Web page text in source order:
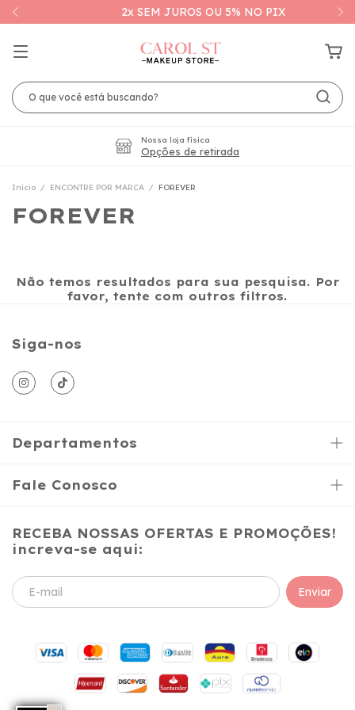
2x SEM JUROS OU 5% NO PIX
Nossa loja física
Opções de retirada
Início / ENCONTRE POR MARCA / FOREVER
FOREVER
Não temos resultados para sua pesquisa. Por
favor, tente com outros filtros.
Siga-nos
Departamentos
Fale Conosco
RECEBA NOSSAS OFERTAS E PROMOÇÕES!
increva-se aqui: